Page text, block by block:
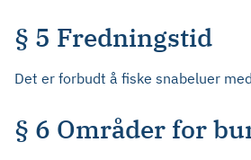
§ 5 Fredningstid
Det er forbudt å fiske snabeluer
§ 6 Områder for